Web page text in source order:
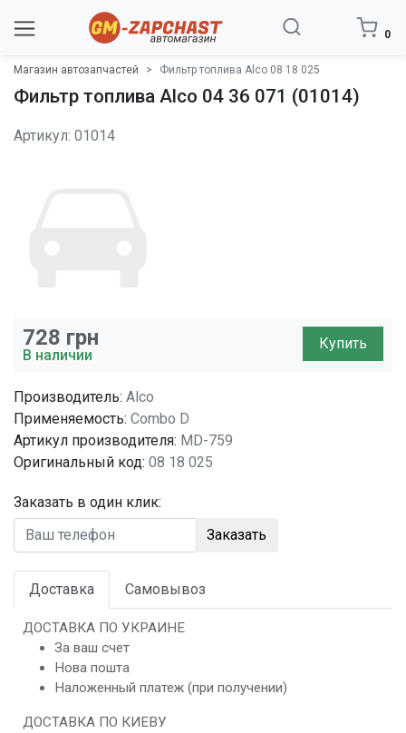
0
Магазин автозапчастей Фильтр топлива Alco 08 18 025
Фильтр топлива Alco 04 36 071 (01014)
Артикул: 01014
728 грн
В наличии
Купить
Производитель: Alco
Применяемость: Combo D
Артикул производителя: MD-759
Оригинальный код: 08 18 025
Заказать в один клик:
Заказать
Доставка Самовывоз
ДОСТАВКА ПО УКРАИНЕ
За ваш счет
Нова пошта
Наложенный платеж (при получении)
ДОСТАВКА ПО КИЕВУ